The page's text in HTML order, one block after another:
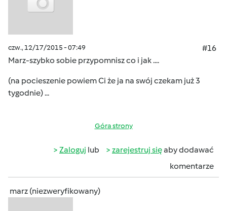
czw., 12/17/2015 - 07:49
#16
Marz-szybko sobie przypomnisz co i jak ....
(na pocieszenie powiem Ci że ja na swój czekam już 3
tygodnie) ...
Góra strony
Zaloguj lub zarejestruj sięaby dodawać
komentarze
marz (niezweryfikowany)